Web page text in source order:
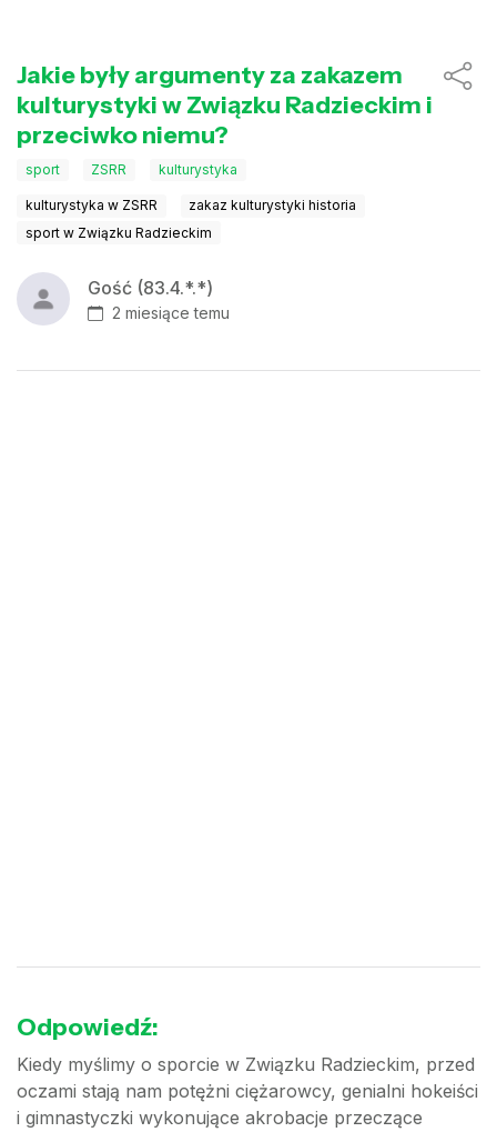
Jakie były argumenty za zakazem
kulturystyki w Związku Radzieckim i
przeciwko niemu?
sport ZSRR kulturystyka
kulturystyka w ZSRR
zakaz kulturystyki historia
sport w Związku Radzieckim
Gość (83.4.*.*)
2 miesiące temu
Odpowiedź:
Kiedy myślimy o sporcie w Związku Radzieckim, przed
oczami stają nam potężni ciężarowcy, genialni hokeiści
i gimnastyczki wykonujące akrobacje przeczące